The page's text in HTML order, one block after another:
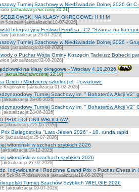
Turniej Szachowy w Niedźwiadzie Dolnej 2026 Gr
[aktualizacja:wczoraj 20:21]
NA KLASY OKRĘGOWE: II III M
Koszalin [aktualizacja:18-07-2026]
Integracyjny Festiwal Feniksa - C2 "Szansa na
[aktualizacja:23-07-2026]
Turniej Szachowy w Niedźwiadzie Dolnej 2026 -
[aktualizacja:03-08-2026]
o Puchar Wójta Gminy Koszęcin Tadeusz Bobecki
[aktualizacja:02-08-2026]
na klasy okręgowe - Wrocław 4.10.2026
[aktualizacja:wczoraj 22:18]
Dzieci i Młodzierzy szkolnej el. Powiatowe
Krajeńskie [aktualizacja:01-02-2026]
Turniej Szachowy im. " Bohaterów Akcji V2"
[aktualizacja:28-06-2026]
Turniej Szachowy im. " Bohaterów Akcji V2"
[aktualizacja:28-06-2026]
PRIX POLONII WROCŁAW
[aktualizacja:25-05-2026]
Białegostoku "Lato-Jesień 2026" - 10. runda rapid
[aktualizacja:25-07-2026]
witomiński w szchach szybkich 2026
12-2025]
witomiński w szachach szybkich 2026
02-2026]
Indywidualne i Rodzinne Grand Prix o Puchar Chess in
Szkoła Podstawowa [aktualizacja:18-06-2026]
Turniej Szachów Szybkich WIELGIE 2026
[aktualizacja:09-07-2026]